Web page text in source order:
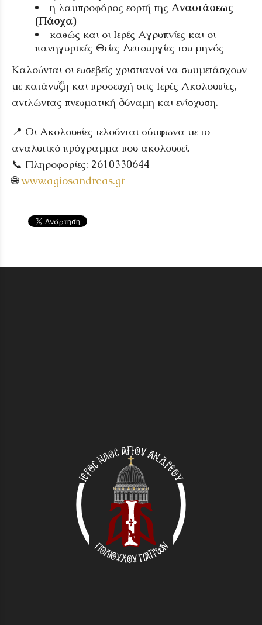
η λαμπροφόρος εορτή της Αναστάσεως
(Πάσχα)
καθώς και οι Ιερές Αγρυπνίες και οι
πανηγυρικές Θείες Λειτουργίες του μηνός
Καλούνται οι ευσεβείς χριστιανοί να συμμετάσχουν
με κατάνυξη και προσευχή στις Ιερές Ακολουθίες,
αντλώντας πνευματική δύναμη και ενίσχυση.
📍 Οι Ακολουθίες τελούνται σύμφωνα με το
αναλυτικό πρόγραμμα που ακολουθεί.
📞 Πληροφορίες: 2610330644
🌐www.agiosandreas.gr